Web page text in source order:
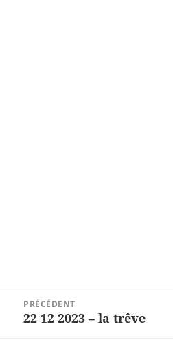
l’article
PRÉCÉDENT
Article
22 12 2023 – la trêve